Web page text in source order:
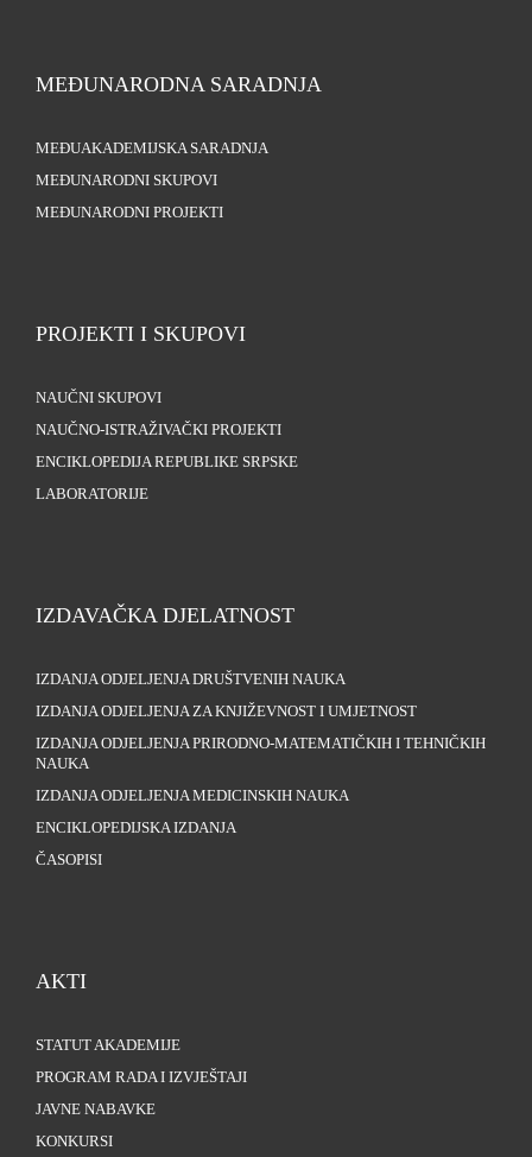
MEĐUNARODNA SARADNJA
MEĐUAKADEMIJSKA SARADNJA
MEĐUNARODNI SKUPOVI
MEĐUNARODNI PROJEKTI
PROJEKTI I SKUPOVI
NAUČNI SKUPOVI
NAUČNO-ISTRAŽIVAČKI PROJEKTI
ENCIKLOPEDIJA REPUBLIKE SRPSKE
LABORATORIJE
IZDAVAČKA DJELATNOST
IZDANJA ODJELJENJA DRUŠTVENIH NAUKA
IZDANJA ODJELJENJA ZA KNJIŽEVNOST I UMJETNOST
IZDANJA ODJELJENJA PRIRODNO-MATEMATIČKIH I TEHNIČKIH
NAUKA
IZDANJA ODJELJENJA MEDICINSKIH NAUKA
ENCIKLOPEDIJSKA IZDANJA
ČASOPISI
AKTI
STATUT AKADEMIJE
PROGRAM RADA I IZVJEŠTAJI
JAVNE NABAVKE
KONKURSI